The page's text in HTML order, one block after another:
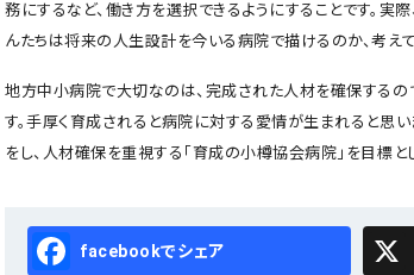
務にするなど、働き方を選択できるようにすることです。実
んたちは将来の人生設計を今いる病院で描けるのか、考えて
地方中小病院で大切なのは、完成された人材を確保するの
す。手厚く育成されると病院に対する愛情が生まれると思
をし、人材確保を重視する「育成の小樽協会病院」を目標と
Facebook X